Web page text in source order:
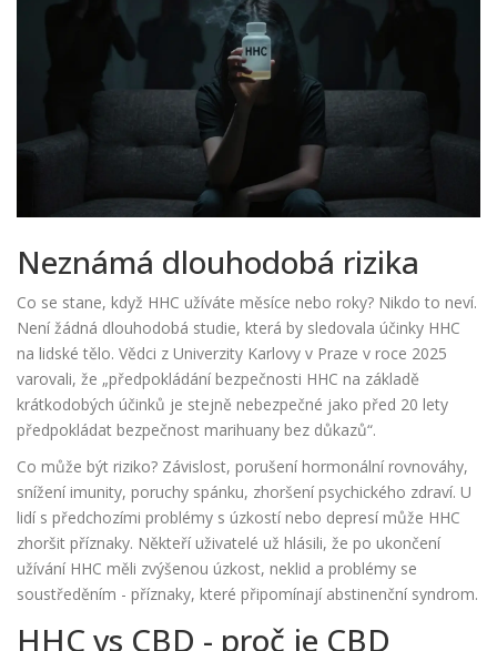
Neznámá dlouhodobá rizika
Co se stane, když HHC užíváte měsíce nebo roky? Nikdo to neví.
Není žádná dlouhodobá studie, která by sledovala účinky HHC
na lidské tělo. Vědci z Univerzity Karlovy v Praze v roce 2025
varovali, že „předpokládání bezpečnosti HHC na základě
krátkodobých účinků je stejně nebezpečné jako před 20 lety
předpokládat bezpečnost marihuany bez důkazů“.
Co může být riziko? Závislost, porušení hormonální rovnováhy,
snížení imunity, poruchy spánku, zhoršení psychického zdraví. U
lidí s předchozími problémy s úzkostí nebo depresí může HHC
zhoršit příznaky. Někteří uživatelé už hlásili, že po ukončení
užívání HHC měli zvýšenou úzkost, neklid a problémy se
soustředěním - příznaky, které připomínají abstinenční syndrom.
HHC vs CBD - proč je CBD